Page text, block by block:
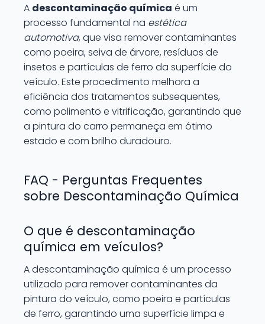
A descontaminação química é um
processo fundamental na estética
automotiva, que visa remover contaminantes
como poeira, seiva de árvore, resíduos de
insetos e partículas de ferro da superfície do
veículo. Este procedimento melhora a
eficiência dos tratamentos subsequentes,
como polimento e vitrificação, garantindo que
a pintura do carro permaneça em ótimo
estado e com brilho duradouro.
FAQ - Perguntas Frequentes
sobre Descontaminação Química
O que é descontaminação
química em veículos?
A descontaminação química é um processo
utilizado para remover contaminantes da
pintura do veículo, como poeira e partículas
de ferro, garantindo uma superfície limpa e